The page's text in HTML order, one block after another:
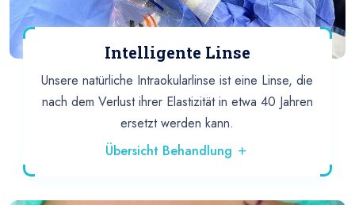
Intelligente Linse
Unsere natürliche Intraokularlinse ist eine Linse, die
nach dem Verlust ihrer Elastizität in etwa 40 Jahren
ersetzt werden kann.
Übersicht Behandlung